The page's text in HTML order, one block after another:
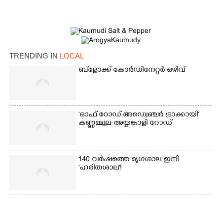
TRENDING IN LOCAL
ബ്‌ളോക്ക് കോർഡിനേറ്റർ ഒഴിവ്
'ഓഫ് റോഡ് അഡ്വെഞ്ചർ ട്രാക്കായി'
കണ്ണമ്മൂല-അയ്യങ്കാളി റോഡ്
140 വർഷത്തെ മൃഗശാല ഇനി
'ഹരിതശാല'!
×
Share this link